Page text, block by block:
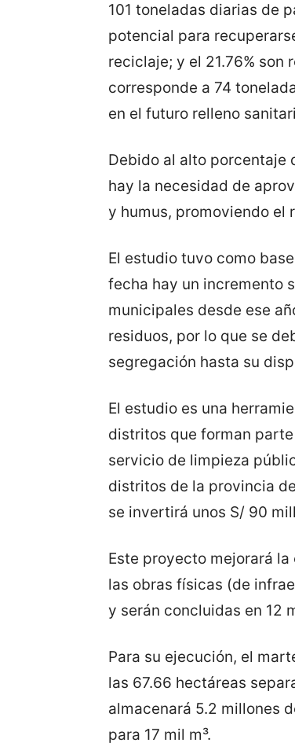
101 toneladas diarias de
potencial para
reciclaje; y el 21.76% son
corresponde a 74
en el futuro relleno
Debido al alto porcentaje
hay la necesidad de
y humus, promoviendo el
El estudio tuvo como
fecha hay un incremento
municipales desde ese
residuos, por lo que se
segregación hasta su
El estudio es una
distritos que forman
servicio de limpieza
distritos de la provincia
se invertirá unos S/ 90
Este proyecto mejorará
las obras físicas (de
y serán concluidas en 12
Para su ejecución, el
las 67.66 hectáreas
almacenará 5.2 millones
para 17 mil m³.